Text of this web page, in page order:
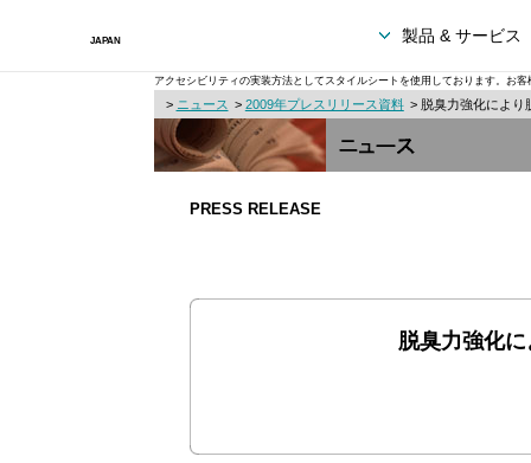
製品 & サービス
アクセシビリティの実装方法としてスタイルシートを使用しております。お
> ニュース > 2009年プレスリリース資料 > 脱臭力強化により
PRESS RELEASE
脱臭力強化